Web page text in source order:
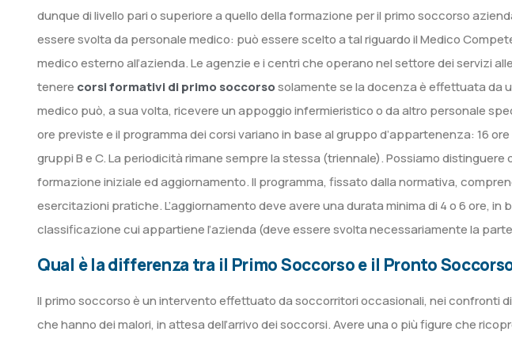
dunque di livello pari o superiore a quello della formazione per il primo soccorso
essere svolta da personale medico: può essere scelto a tal riguardo il Medico
medico esterno all’azienda. Le agenzie e i centri che operano nel settore dei servizi
tenere corsi formativi di primo soccorsosolamente se la docenza è effettuata da
medico può, a sua volta, ricevere un appoggio infermieristico o da altro personale
ore previste e il programma dei corsi variano in base al gruppo d’appartenenza: 16 ore
gruppi B e C. La periodicità rimane sempre la stessa (triennale). Possiamo distinguere
formazione iniziale ed aggiornamento. Il programma, fissato dalla normativa,
esercitazioni pratiche. L’aggiornamento deve avere una durata minima di 4 o 6 ore, in
classificazione cui appartiene l’azienda (deve essere svolta necessariamente la
Qual è la differenza tra il Primo Soccorso e il Pronto
Il primo soccorso è un intervento effettuato da soccorritori occasionali, nei confronti
che hanno dei malori, in attesa dell’arrivo dei soccorsi. Avere una o più figure che